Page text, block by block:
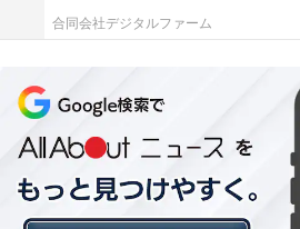
合同会社デジタルファーム